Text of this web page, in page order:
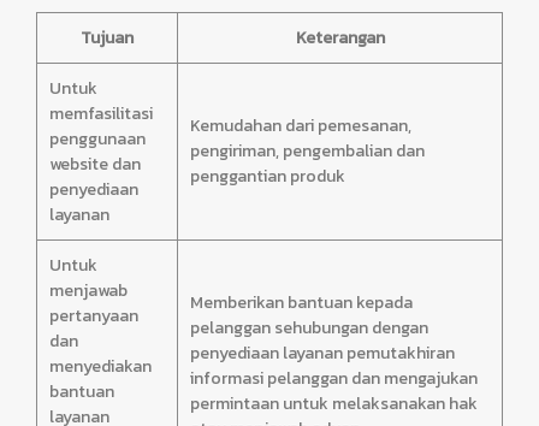
Tujuan
Keterangan
Untuk
memfasilitasi
penggunaan
website dan
penyediaan
layanan
Kemudahan dari pemesanan,
pengiriman, pengembalian dan
penggantian produk
Untuk
menjawab
pertanyaan
dan
menyediakan
bantuan
layanan
Memberikan bantuan kepada
pelanggan sehubungan dengan
penyediaan layanan pemutakhiran
informasi pelanggan dan mengajukan
permintaan untuk melaksanakan hak